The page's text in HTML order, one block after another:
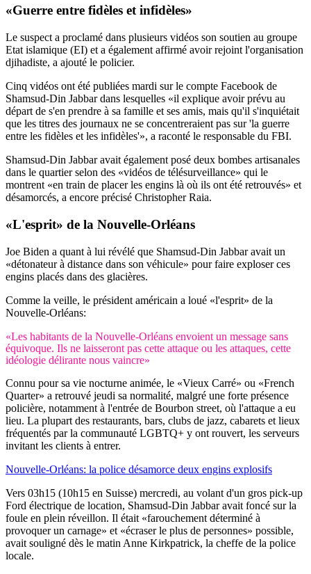
«Guerre entre fidèles et infidèles»
Le suspect a proclamé dans plusieurs vidéos son soutien au groupe
Etat islamique (EI) et a également affirmé avoir rejoint l'organisation
djihadiste, a ajouté le policier.
Cinq vidéos ont été publiées mardi sur le compte Facebook de
Shamsud-Din Jabbar dans lesquelles «il explique avoir prévu au
départ de s'en prendre à sa famille et ses amis, mais qu'il s'inquiétait
que les titres des journaux ne se concentreraient pas sur 'la guerre
entre les fidèles et les infidèles'», a raconté le responsable du FBI.
Shamsud-Din Jabbar avait également posé deux bombes artisanales
dans le quartier selon des «vidéos de télésurveillance» qui le
montrent «en train de placer les engins là où ils ont été retrouvés» et
désamorcés, a encore précisé Christopher Raia.
«L'esprit» de la Nouvelle-Orléans
Joe Biden a quant à lui révélé que Shamsud-Din Jabbar avait un
«détonateur à distance dans son véhicule» pour faire exploser ces
engins placés dans des glacières.
Comme la veille, le président américain a loué «l'esprit» de la
Nouvelle-Orléans:
«Les habitants de la Nouvelle-Orléans envoient un message sans
équivoque. Ils ne laisseront pas cette attaque ou les attaques, cette
idéologie délirante nous vaincre»
Connu pour sa vie nocturne animée, le «Vieux Carré» ou «French
Quarter» a retrouvé jeudi sa normalité, malgré une forte présence
policière, notamment à l'entrée de Bourbon street, où l'attaque a eu
lieu. La plupart des restaurants, bars, clubs de jazz, cabarets et lieux
fréquentés par la communauté LGBTQ+ y ont rouvert, les serveurs
invitant les clients à entrer.
Nouvelle-Orléans: la police désamorce deux engins explosifs
Vers 03h15 (10h15 en Suisse) mercredi, au volant d'un gros pick-up
Ford électrique de location, Shamsud-Din Jabbar avait foncé sur la
foule en plein réveillon. Il était «farouchement déterminé à
provoquer un carnage» et «écraser le plus de personnes» possible,
avait souligné dès le matin Anne Kirkpatrick, la cheffe de la police
locale.